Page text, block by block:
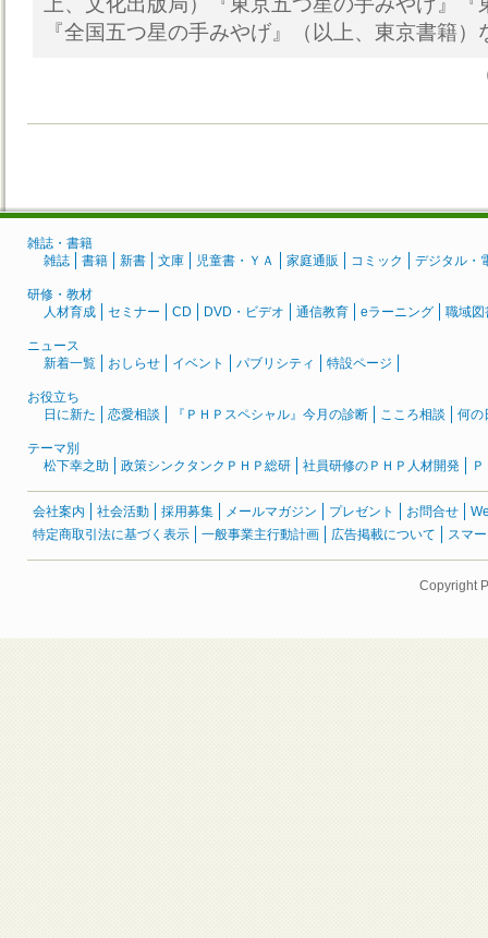
『全国五つ星の手みやげ』（以上、東京書籍）
雑誌・書籍
雑誌
書籍 新書 文庫 児童書・ＹＡ 家庭通販 コミック デジタル・
研修・教材
人材育成
セミナー CD DVD・ビデオ 通信教育 eラーニング 職域図
ニュース
新着一覧
おしらせ イベント パブリシティ 特設ページ
お役立ち
日に新た
恋愛相談 『ＰＨＰスペシャル』今月の診断 こころ相談 何の
テーマ別
松下幸之助
政策シンクタンクＰＨＰ総研 社員研修のＰＨＰ人材開発
会社案内 社会活動 採用募集 メールマガジン プレゼント お問合せ
特定商取引法に基づく表示
一般事業主行動計画 広告掲載について スマ
Copyright